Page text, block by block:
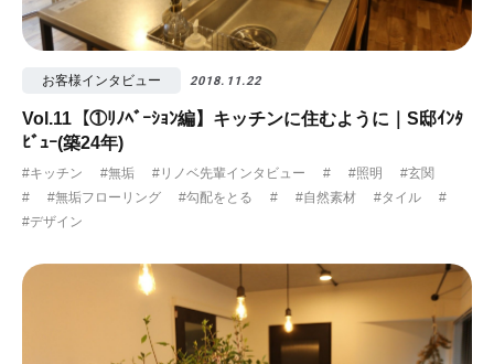
お客様インタビュー 2018.11.22
Vol.11【①ﾘﾉﾍﾞｰｼｮﾝ編】キッチンに住むように｜S邸ｲﾝﾀ
ﾋﾞｭｰ(築24年)
#キッチン #無垢 #リノベ先輩インタビュー # #照明
#玄関
#
#無垢フローリング #勾配をとる # #自然素材 #タイル
#
#デザイン